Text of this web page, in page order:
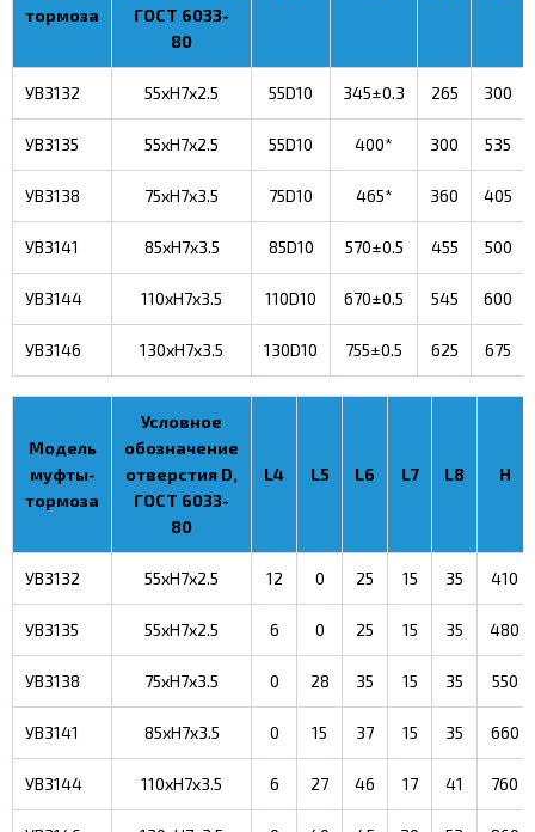
тормоза
ГОСТ 6033-
80
УВ3132 55xH7x2.5 55D10 345±0.3 265 300
УВ3135 55xH7x2.5 55D10 400* 300 535
УВ3138 75xH7x3.5 75D10 465* 360 405
УВ3141 85xH7x3.5 85D10 570±0.5 455 500
УВ3144 110xH7x3.5 110D10 670±0.5 545 600
УВ3146 130xH7x3.5 130D10 755±0.5 625 675
Модель
муфты-
тормоза
Условное
обозначение
отверстия D,
ГОСТ 6033-
80
L4 L5 L6 L7 L8 H
УВ3132 55xH7x2.5 12 0 25 15 35 410
УВ3135 55xH7x2.5 6 0 25 15 35 480
УВ3138 75xH7x3.5 0 28 35 15 35 550
УВ3141 85xH7x3.5 0 15 37 15 35 660
УВ3144 110xH7x3.5 6 27 46 17 41 760